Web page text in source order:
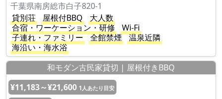
千葉県南房総市白子820-1
貸別荘
屋根付BBQ
大人数
合宿・ワーケーション・研修
Wi-Fi
子連れ・ファミリー
全館禁煙
温泉近隣
海沿い・海水浴
和モダン古民家貸切 | 屋根付きBBQ
¥11,183～¥21,600 1人あたり目安